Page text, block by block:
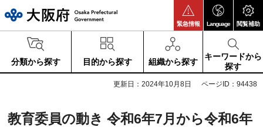
緊急情報 Language 閲覧補助
分類から探す 目的から探す 組織から探す
キーワードから
探す
更新日：2024年10月8日 ページID：94438
教育委員の動き 令和6年7月から令和6年